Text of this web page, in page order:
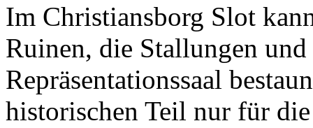
Im Christiansborg Slot
Ruinen, die Stallungen
Repräsentationssaal
historischen Teil nur für